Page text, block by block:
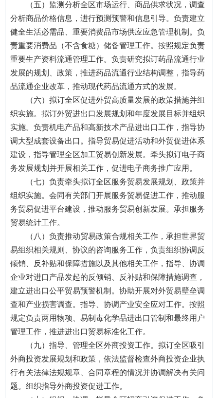
（五）监测分析全区市场运行、商品供求状况，调查
分析商品价格信息，进行预测预警和信息引导。负责建立
健全生活必需品、重要消费品市场供应应急管理机制。负
责重要消费品（不含食糖）储备管理工作。按照规定负责
重要生产资料流通管理工作。负责研究拟订药品流通行业
发展的规划、政策，推进药品流通行业结构调整，指导药
品流通企业改革，推动现代药品流通方式的发展。
（六）拟订全区促进外贸高质量发展的政策措施并组
织实施。拟订外贸进出口发展规划和年度发展目标并组织
实施。负责机电产品和高新技术产品进出口工作，指导协
调大型成套设备出口。指导贸易促进活动和外贸促进体系
建设，指导管理全区加工贸易创新发展。牵头拟订电子商
务发展规划并开展相关工作，促进电子商务推广应用。
（七）负责牵头拟订全区服务贸易发展规划、政策并
组织实施。会同有关部门开展服务贸易促进工作，推动服
务贸易促进平台建设，推动服务贸易创新发展。承担服务
贸易统计工作。
（八）负责推动贸易政策合规相关工作，承担世界贸
易组织相关规则、协议的咨询服务工作，负责组织协调反
倾销、反补贴和保障措施以及其他相关工作，指导、协调
企业对进口产品发起的反倾销、反补贴和保障措施调查，
建立进出口公平贸易预警机制。协助开展对外贸易壁垒调
查和产业损害调查。指导、协调产业安全应对工作。按照
规定负责两用物项、易制毒化学品进出口管制和最终用户
管理工作，推进进出口贸易标准化工作。
（九）指导、管理全区外商投资工作。拟订全区吸引
外商投资发展规划和政策，依法监督检查外商投资企业执
行有关法律法规规章、合同章程的情况并协调解决有关问
题。组织指导外商投资促进工作。